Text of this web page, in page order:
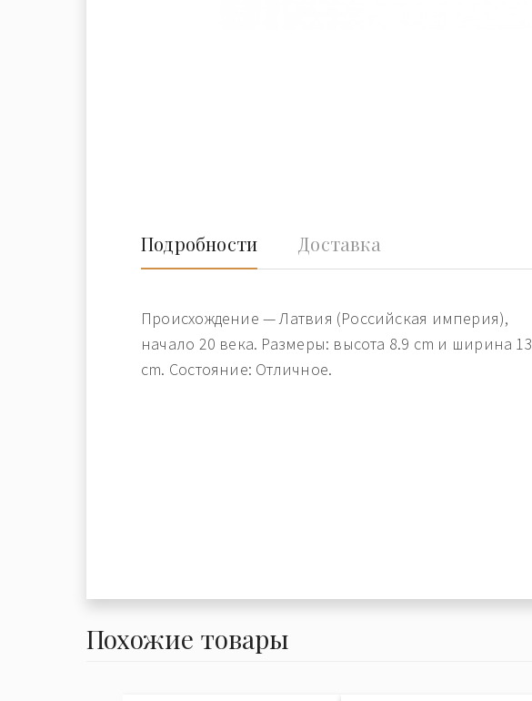
Подробности Доставка
Происхождение — Латвия (Российская империя),
начало 20 века. Размеры: высота 8.9 cm и ширина
cm. Состояние: Отличное.
Похожие товары